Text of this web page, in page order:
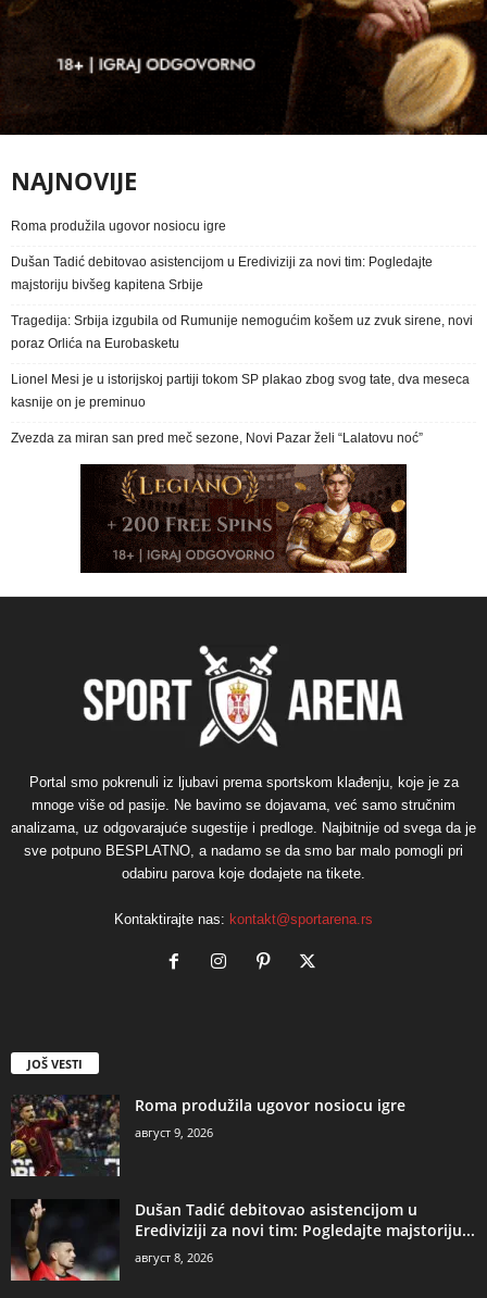
NAJNOVIJE
Roma produžila ugovor nosiocu igre
Dušan Tadić debitovao asistencijom u Erediviziji za novi tim: Pogledajte
majstoriju bivšeg kapitena Srbije
Tragedija: Srbija izgubila od Rumunije nemogućim košem uz zvuk sirene, novi
poraz Orlića na Eurobasketu
Lionel Mesi je u istorijskoj partiji tokom SP plakao zbog svog tate, dva meseca
kasnije on je preminuo
Zvezda za miran san pred meč sezone, Novi Pazar želi “Lalatovu noć”
Portal smo pokrenuli iz ljubavi prema sportskom klađenju, koje je za
mnoge više od pasije. Ne bavimo se dojavama, već samo stručnim
analizama, uz odgovarajuće sugestije i predloge. Najbitnije od svega da je
sve potpuno BESPLATNO, a nadamo se da smo bar malo pomogli pri
odabiru parova koje dodajete na tikete.
Kontaktirajte nas: kontakt@sportarena.rs
JOŠ VESTI
Roma produžila ugovor nosiocu igre
август 9, 2026
Dušan Tadić debitovao asistencijom u
Erediviziji za novi tim: Pogledajte majstoriju...
август 8, 2026